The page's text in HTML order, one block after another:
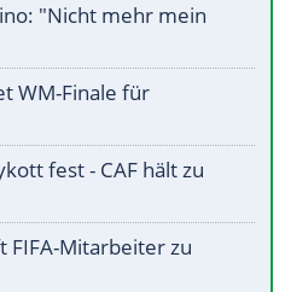
"Nicht mehr mein
WM-Finale für
fest - CAF hält zu
Mitarbeiter zu